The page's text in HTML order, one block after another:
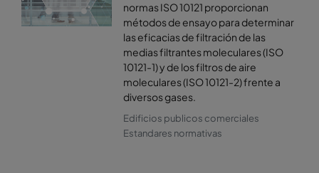
normas ISO 10121 proporcionan
métodos de ensayo para determinar
las eficacias de filtración de las
medias filtrantes moleculares (ISO
10121-1) y de los filtros de aire
moleculares (ISO 10121-2) frente a
diversos gases.
Edificios publicos comerciales
Estandares normativas